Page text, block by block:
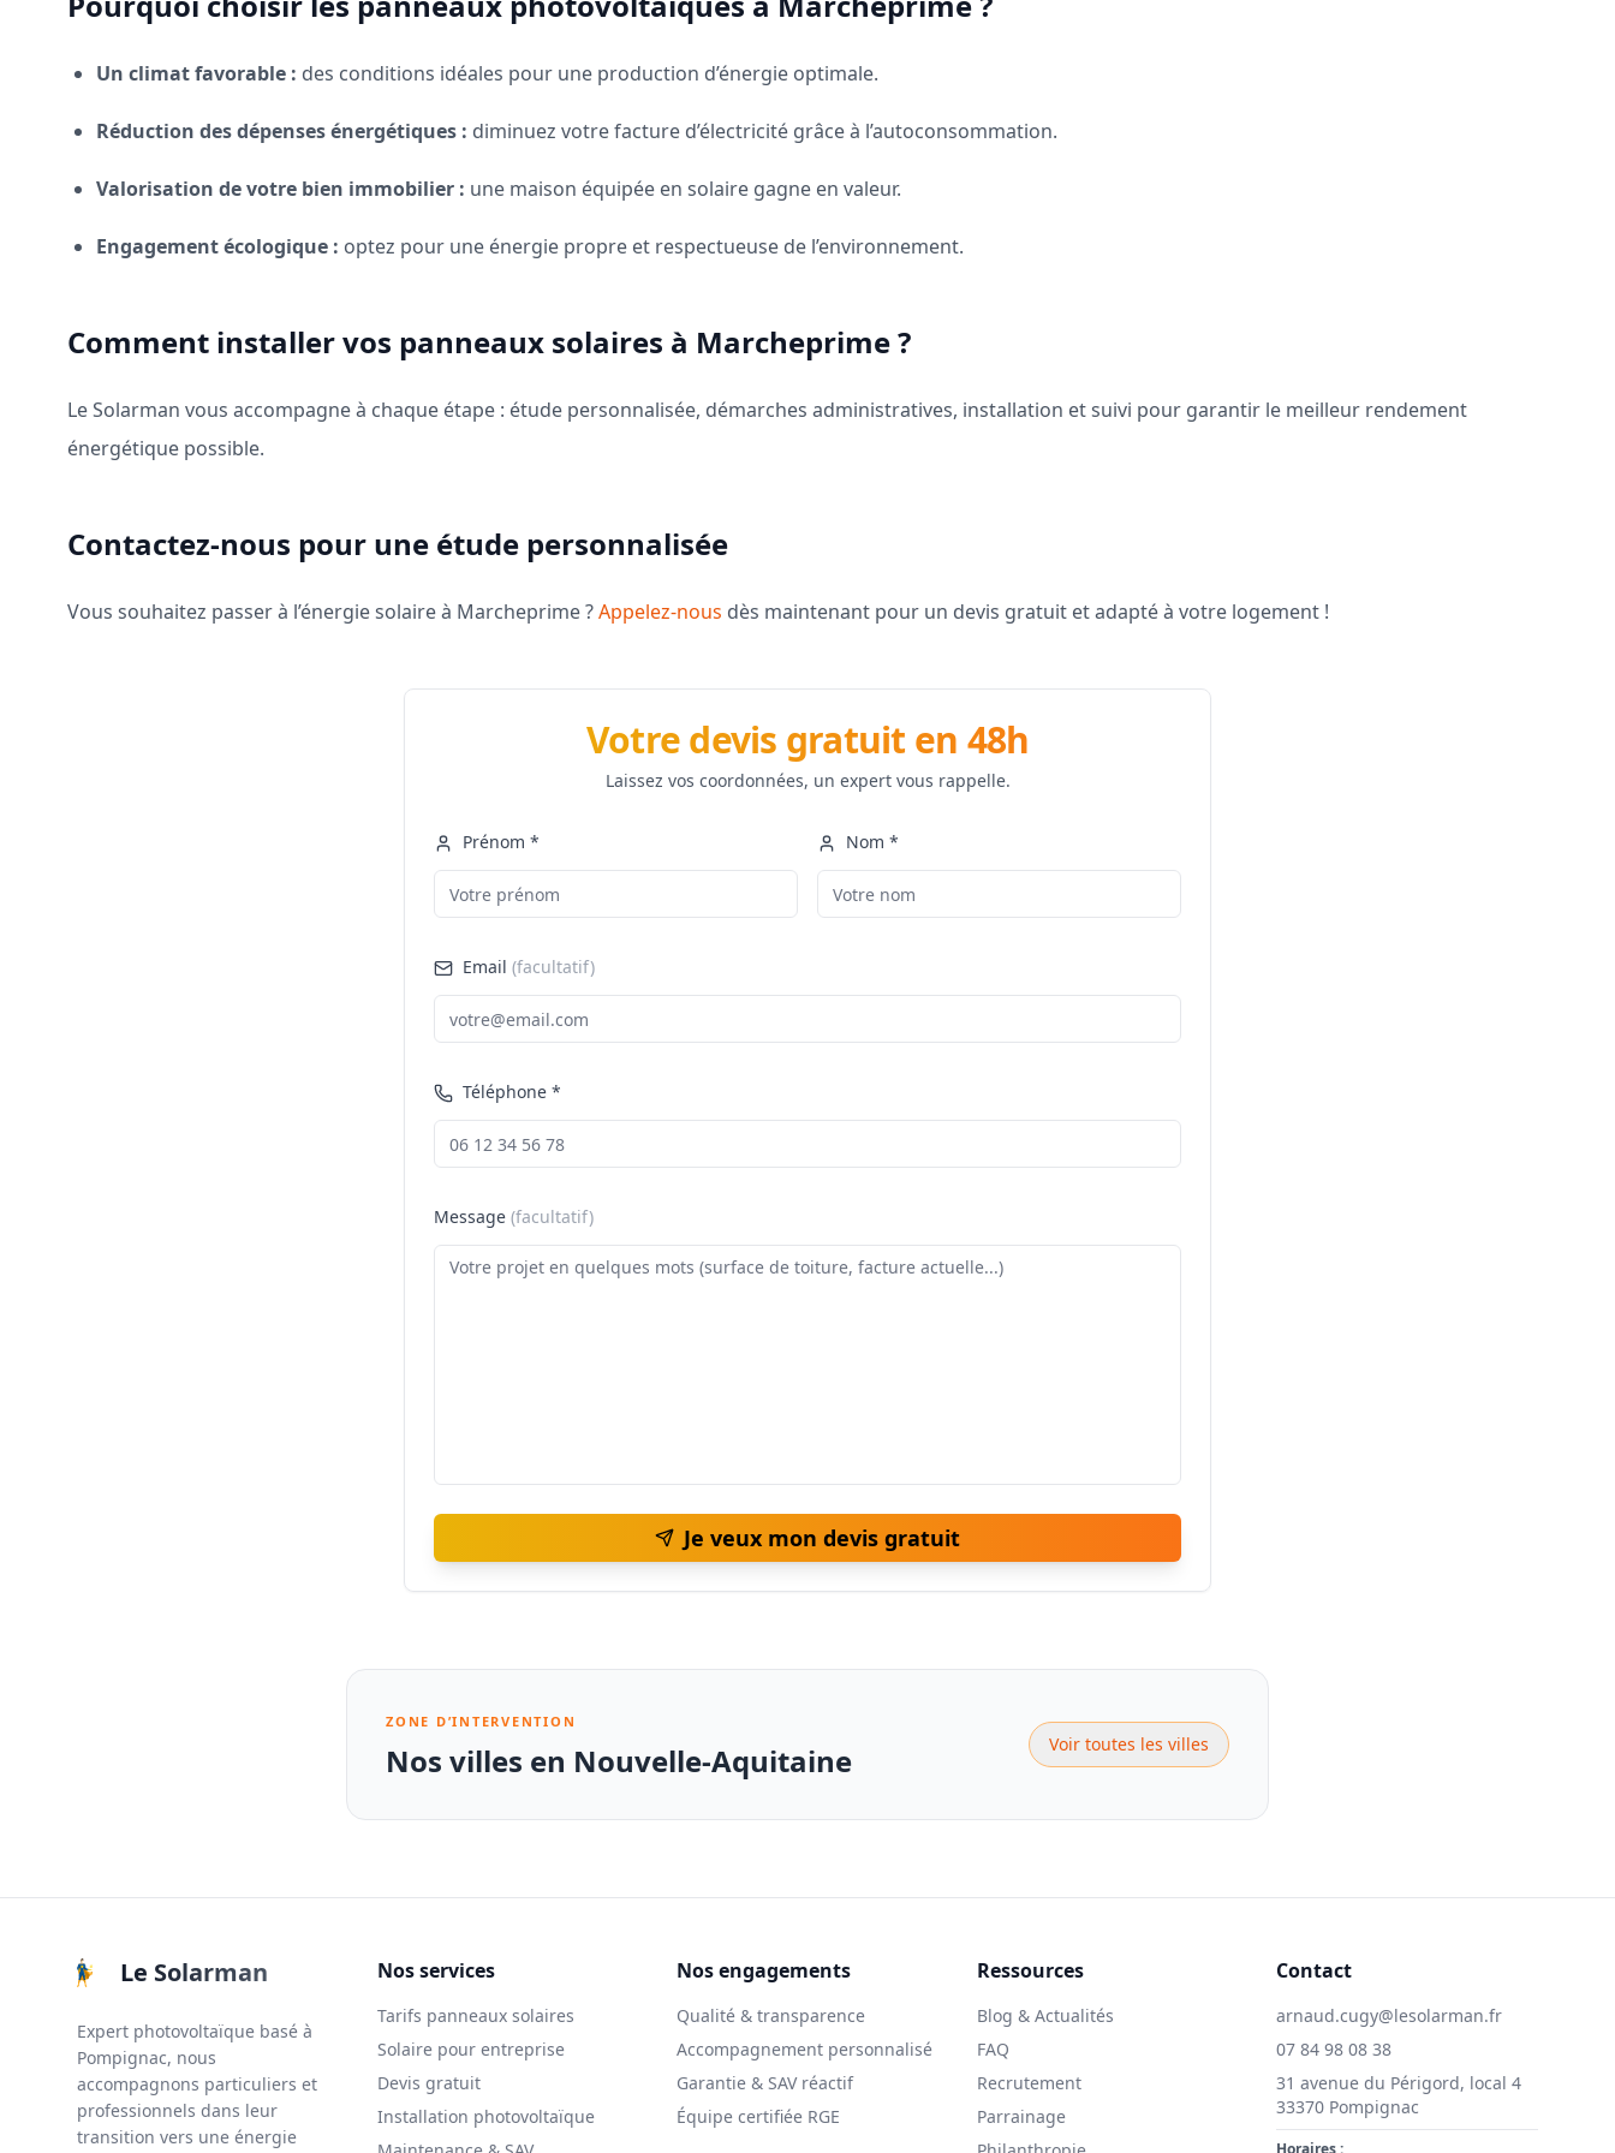
Un climat favorable : des conditions idéales pour une production d’énergie optimale.
Réduction des dépenses énergétiques : diminuez votre facture d’électricité grâce à l’autoconsommation.
Valorisation de votre bien immobilier : une maison équipée en solaire gagne en valeur.
Engagement écologique : optez pour une énergie propre et respectueuse de l’environnement.
Comment installer vos panneaux solaires à Marcheprime ?
Le Solarman vous accompagne à chaque étape : étude personnalisée, démarches administratives, installation et suivi pour garantir le meilleur rendement
énergétique possible.
Contactez-nous pour une étude personnalisée
Vous souhaitez passer à l’énergie solaire à Marcheprime ?Appelez-nous dès maintenant pour un devis gratuit et adapté à votre logement !
Votre devis gratuit en 48h
Laissez vos coordonnées, un expert vous rappelle.
Prénom * Nom *
Email (facultatif)
Téléphone *
Message (facultatif)
Je veux mon devis gratuit
ZONE D’INTERVENTION
Nos villes en Nouvelle-Aquitaine Voir toutes les villes
Le Solarman
Expert photovoltaïque basé à
Pompignac, nous
accompagnons particuliers et
professionnels dans leur
transition vers une énergie
Nos services
Tarifs panneaux solaires
Solaire pour entreprise
Devis gratuit
Installation photovoltaïque
Nos engagements
Qualité & transparence
Accompagnement personnalisé
Garantie & SAV réactif
Équipe certifiée RGE
Ressources
Blog & Actualités
FAQ
Recrutement
Parrainage
Contact
arnaud.cugy@lesolarman.fr
07 84 98 08 38
31 avenue du Périgord, local 4
33370 Pompignac
Horaires :